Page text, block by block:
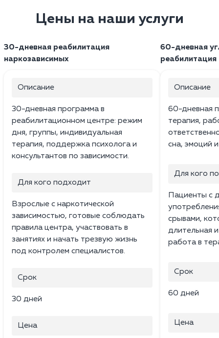
Цены на наши услуги
30-дневная реабилитация
наркозависимых
Описание
30-дневная программа в
реабилитационном центре: режим
дня, группы, индивидуальная
терапия, поддержка психолога и
консультантов по зависимости.
Для кого подходит
Взрослые с наркотической
зависимостью, готовые соблюдать
правила центра, участвовать в
занятиях и начать трезвую жизнь
под контролем специалистов.
Срок
30 дней
Цена
60-дневная
реабилитация
Описание
60-дневная
терапия,
сна, эмоций
Для кого
Пациенты с
срывами,
длительная
работа в
Срок
60 дней
Цена